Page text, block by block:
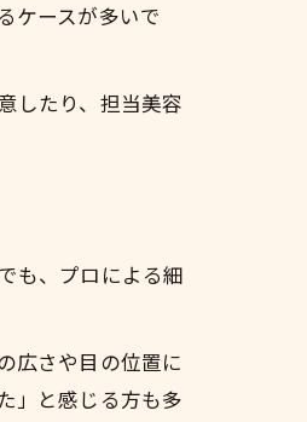
ケースが多いで
したり、担当美容
も、プロによる細
広さや目の位置に
」と感じる方も多